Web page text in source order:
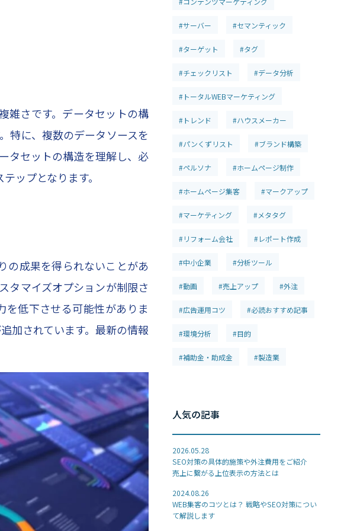
雑さです。データセットの構
特に、複数のデータソースを
タセットの構造を理解し、必
ップとなります。
の成果を得られないことがあ
タマイズオプションが制限さ
低下させる可能性がありま
加されています。最新の情報
#サーバー #セマンティック
#ターゲット #タグ
#チェックリスト #データ分析
#トータルWEBマーケティング
#トレンド #ハウスメーカー
#パンくずリスト #ブランド構築
#ペルソナ #ホームページ制作
#ホームページ集客 #マークアップ
#マーケティング #メタタグ
#リフォーム会社 #レポート作成
#中小企業 #分析ツール
#動画 #売上アップ #外注
#広告運用コツ #必読おすすめ記事
#環境分析 #目的
#補助金・助成金 #製造業
人気の記事
2026.05.28
SEO対策の具体的施策や外注費用をご紹介
売上に繋がる上位表示の方法とは
2024.08.26
WEB集客のコツとは？ 戦略やSEO対策につい
て解説します